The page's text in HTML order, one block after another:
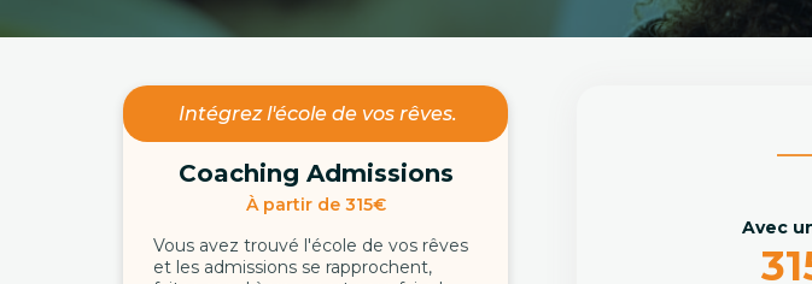
Intégrez l'école de vos rêves.
Coaching Admissions
À partir de 315€
Vous avez trouvé l'école de vos rêves
et les admissions se rapprochent,
Avec